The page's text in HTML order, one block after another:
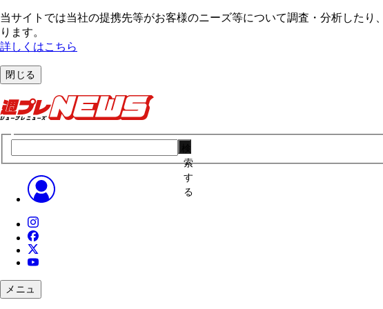
当サイトでは当社の提携先等がお客様のニーズ等について調査・分析した
ります。
詳しくはこちら
閉じる
索
す
る
メニュ